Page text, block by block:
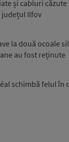
și cabluri
județul Ilfov
la două ocoale
au fost reținute
schimbă felul